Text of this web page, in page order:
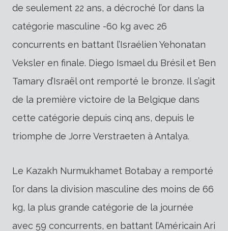
de seulement 22 ans, a décroché l’or dans la
catégorie masculine -60 kg avec 26
concurrents en battant l’Israélien Yehonatan
Veksler en finale. Diego Ismael du Brésil et Ben
Tamary d’Israël ont remporté le bronze. Il s’agit
de la première victoire de la Belgique dans
cette catégorie depuis cinq ans, depuis le
triomphe de Jorre Verstraeten à Antalya.
Le Kazakh Nurmukhamet Botabay a remporté
l’or dans la division masculine des moins de 66
kg, la plus grande catégorie de la journée
avec 59 concurrents, en battant l’Américain Ari